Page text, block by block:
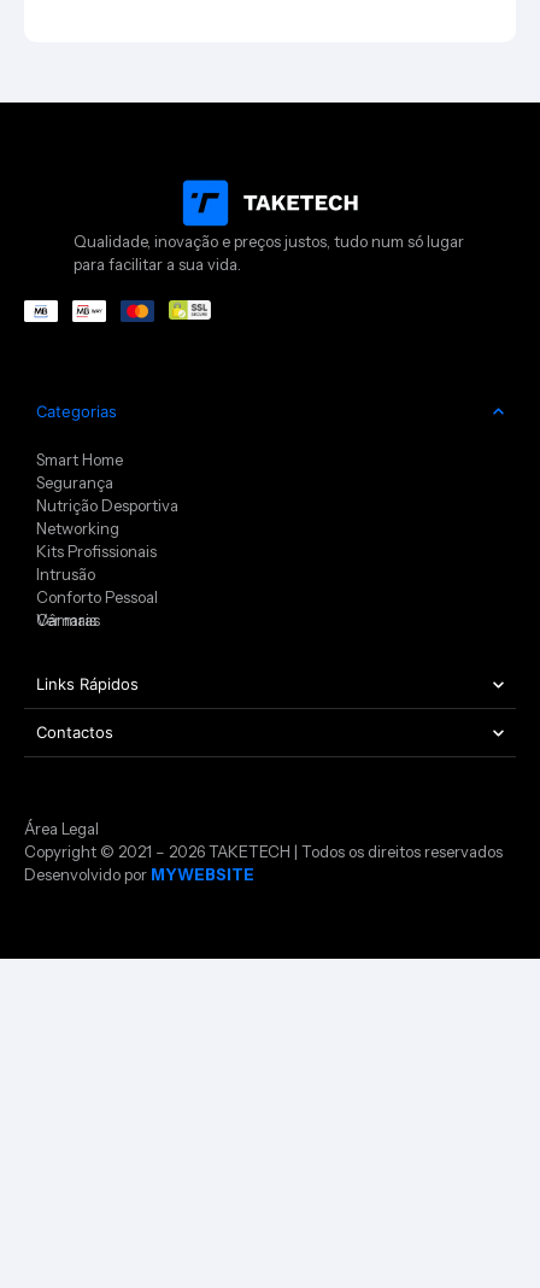
Qualidade, inovação e preços justos, tudo num só lugar
para facilitar a sua vida.
Categorias
Smart Home
Segurança
Nutrição Desportiva
Networking
Kits Profissionais
Intrusão
Conforto Pessoal
Câmaras
Ver mais
Links Rápidos
Contactos
Copyright © 2021 – 2026 TAKETECH | Todos os direitos reservados
Desenvolvido por MYWEBSITE
Área Legal